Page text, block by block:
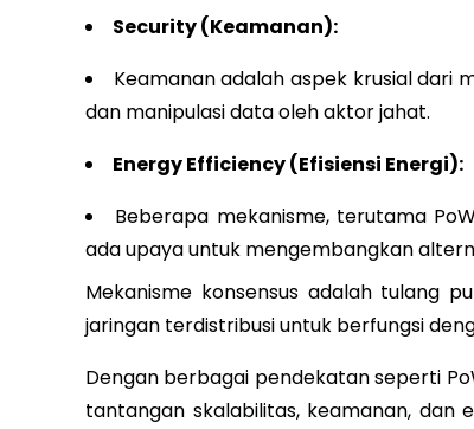
Security (Keamanan):
Keamanan adalah aspek krusial dari
dan manipulasi data oleh aktor jahat.
Energy Efficiency (Efisiensi Energi):
Beberapa mekanisme, terutama
ada upaya untuk mengembangkan
Mekanisme konsensus adalah tulang
jaringan terdistribusi untuk berfungsi
Dengan berbagai pendekatan seperti
tantangan skalabilitas, keamanan, dan